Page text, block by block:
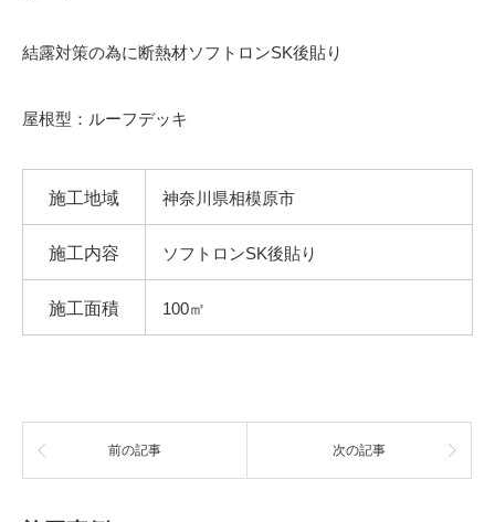
結露対策の為に断熱材ソフトロンSK後貼り
屋根型：ルーフデッキ
施工地域 神奈川県相模原市
施工内容 ソフトロンSK後貼り
施工面積 100㎡
前の記事 次の記事